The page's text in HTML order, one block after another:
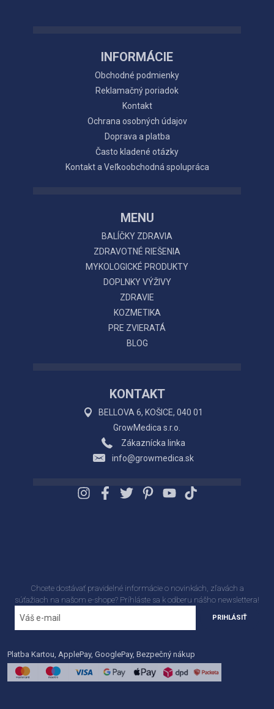
INFORMÁCIE
Obchodné podmienky
Reklamačný poriadok
Kontakt
Ochrana osobných údajov
Doprava a platba
Často kladené otázky
Kontakt a Veľkoobchodná spolupráca
MENU
BALÍČKY ZDRAVIA
ZDRAVOTNÉ RIEŠENIA
MYKOLOGICKÉ PRODUKTY
DOPLNKY VÝŽIVY
ZDRAVIE
KOZMETIKA
PRE ZVIERATÁ
BLOG
KONTAKT
BELLOVA 6, KOŠICE, 040 01
GrowMedica s.r.o.
Zákaznícka linka
info@growmedica.sk
Chcete dostávať pravidelné informácie o novinkách, zľavách a
súťažiach na našom e-shope? Príhláste sa k odberu nášho newslettera!
PRIHLÁSIŤ
Platba Kartou, ApplePay, GooglePay, Bezpečný nákup